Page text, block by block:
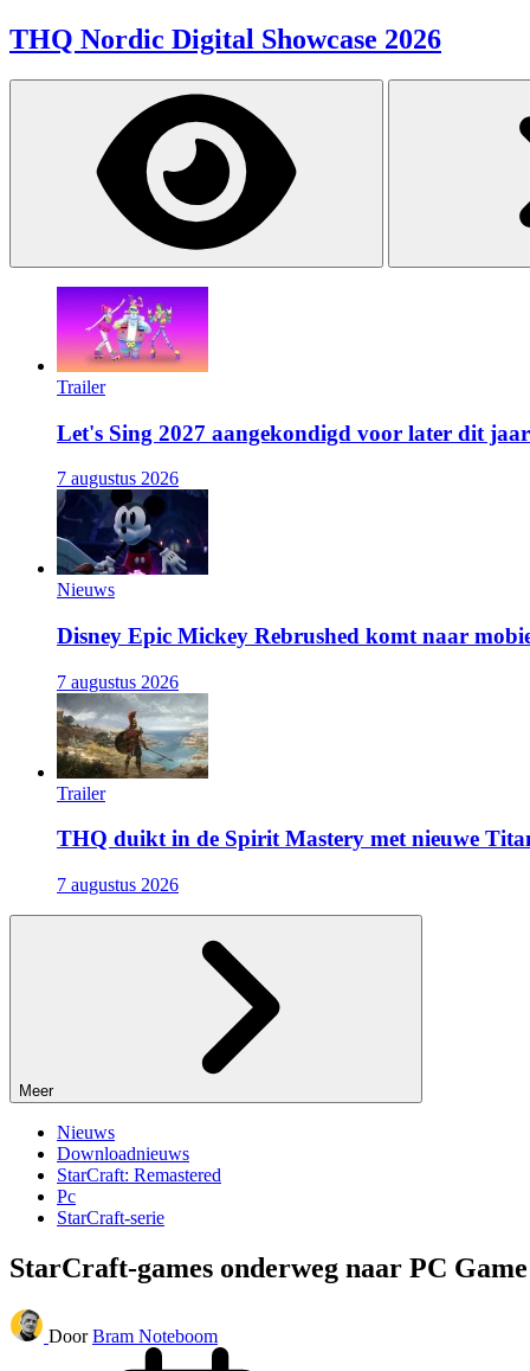
THQ Nordic Digital Showcase 2026
Trailer
Let's Sing 2027 aangekondigd voor later dit jaar
7 augustus 2026
Nieuws
Disney Epic Mickey Rebrushed komt naar
7 augustus 2026
Trailer
THQ duikt in de Spirit Mastery met nieuwe
7 augustus 2026
Meer
Nieuws
Downloadnieuws
StarCraft: Remastered
Pc
StarCraft-serie
StarCraft-games onderweg naar PC Game
Door Bram Noteboom